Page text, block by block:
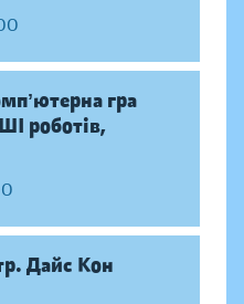
гра
роботів,
Дайс Кон